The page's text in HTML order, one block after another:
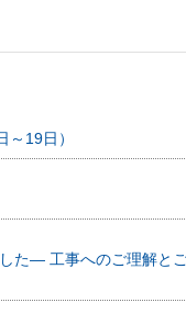
19日）
た― 工事へのご理解と